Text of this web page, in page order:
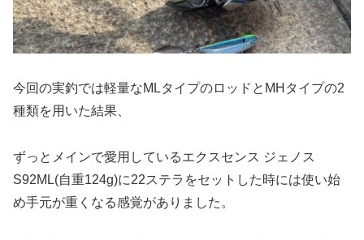
今回の実釣では軽量なMLタイプのロッドとMHタイプの2
種類を用いた結果、
ずっとメインで愛用しているエクスセンス ジェノス
S92ML(自重124g)に22ステラをセットした時には使い始
め手元が重くなる感覚がありました。